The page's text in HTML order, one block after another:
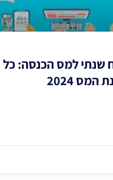
שנתי למס הכנסה: כל
2024